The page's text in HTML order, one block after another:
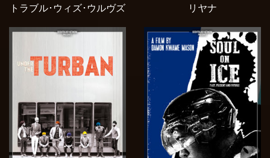
トラブル･ウィズ･ウルヴズ リヤナ